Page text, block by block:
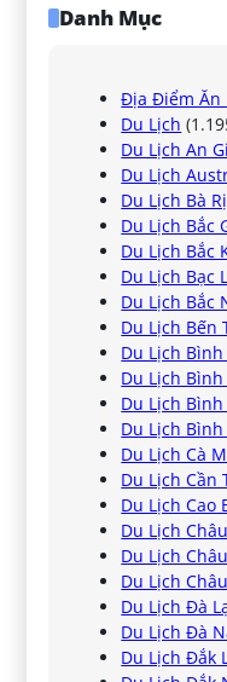
Danh Mục
Địa Điểm Ăn
Du Lịch
Du Lịch An
Du Lịch
Du Lịch Bà
Du Lịch Bắc
Du Lịch Bắc
Du Lịch Bạc
Du Lịch Bắc
Du Lịch Bến
Du Lịch
Du Lịch
Du Lịch
Du Lịch
Du Lịch Cà
Du Lịch Cần
Du Lịch Cao
Du Lịch
Du Lịch
Du Lịch
Du Lịch Đà
Du Lịch Đà
Du Lịch Đắk